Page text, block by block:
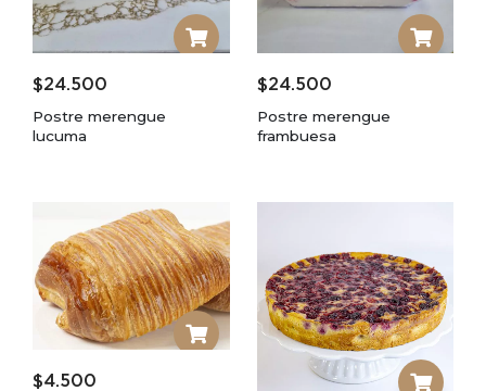
$24.500
Postre merengue
lucuma
$24.500
Postre merengue
frambuesa
$4.500